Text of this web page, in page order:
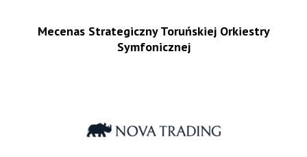
Mecenas Strategiczny Toruńskiej Orkiestry
Symfonicznej